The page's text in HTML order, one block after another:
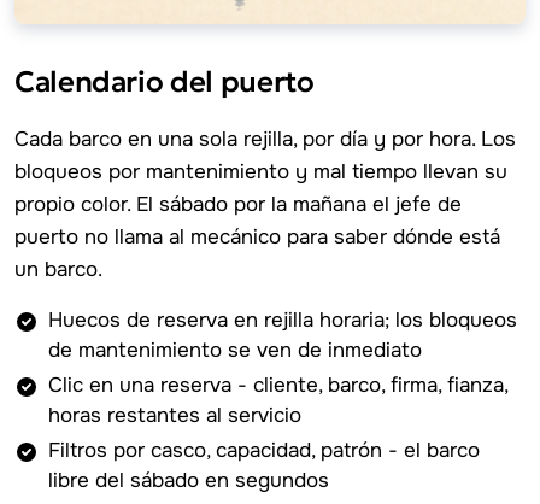
Calendario del puerto
Cada barco en una sola rejilla, por día y por hora. Los
bloqueos por mantenimiento y mal tiempo llevan su
propio color. El sábado por la mañana el jefe de
puerto no llama al mecánico para saber dónde está
un barco.
Huecos de reserva en rejilla horaria; los bloqueos
de mantenimiento se ven de inmediato
Clic en una reserva - cliente, barco, firma, fianza,
horas restantes al servicio
Filtros por casco, capacidad, patrón - el barco
libre del sábado en segundos